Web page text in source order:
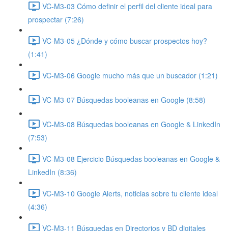
VC-M3-03 Cómo definir el perfil del cliente ideal para
prospectar (7:26)
VC-M3-05 ¿Dónde y cómo buscar prospectos hoy?
(1:41)
VC-M3-06 Google mucho más que un buscador (1:21)
VC-M3-07 Búsquedas booleanas en Google (8:58)
VC-M3-08 Búsquedas booleanas en Google & LinkedIn
(7:53)
VC-M3-08 Ejercicio Búsquedas booleanas en Google &
LinkedIn (8:36)
VC-M3-10 Google Alerts, noticias sobre tu cliente ideal
(4:36)
VC-M3-11 Búsquedas en Directorios y BD digitales